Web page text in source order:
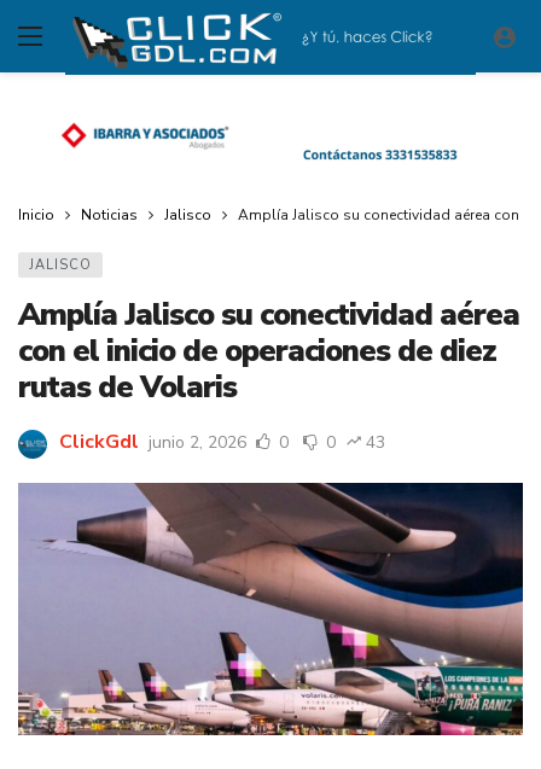
Inicio Noticias Jalisco Amplía Jalisco su conectividad aérea con
JALISCO
Amplía Jalisco su conectividad aérea
con el inicio de operaciones de diez
rutas de Volaris
ClickGdl junio 2, 2026 0 0 43